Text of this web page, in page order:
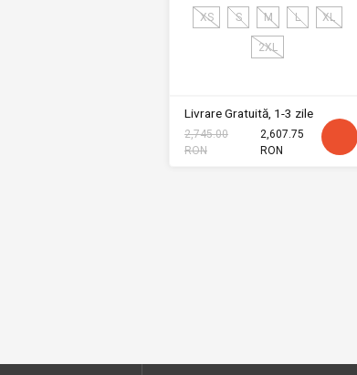
XS S M L XL
2XL
Livrare Gratuită, 1-3 zile
2,745.00
RON
2,607.75
RON